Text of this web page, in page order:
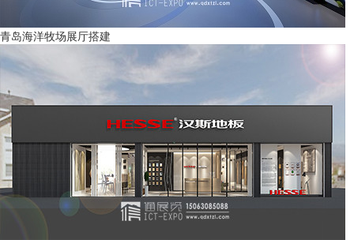
青岛海洋牧场展厅搭建